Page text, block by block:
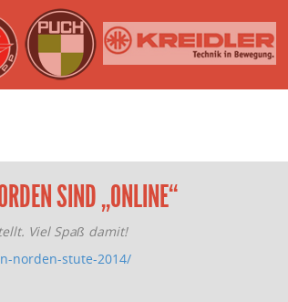
SIND „ONLINE“
Viel Spaß damit!
norden-stute-2014/